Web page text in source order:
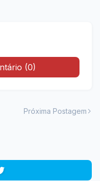
(0)
Próxima Postagem